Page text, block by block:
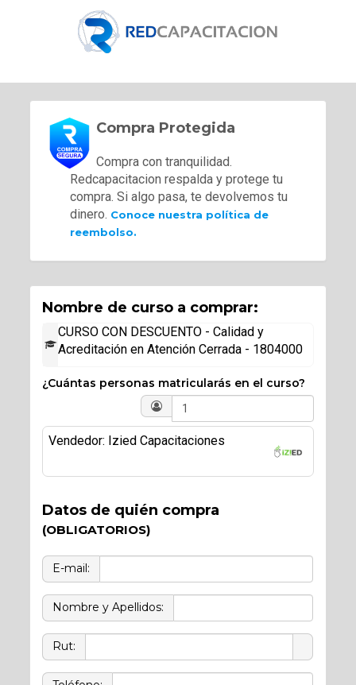
Compra Protegida
Compra con tranquilidad.
Redcapacitacion respalda y protege tu
compra. Si algo pasa, te devolvemos tu
dinero. Conoce nuestra política de
reembolso.
Nombre de curso a comprar:
CURSO CON DESCUENTO - Calidad y
Acreditación en Atención Cerrada - 1804000
¿Cuántas personas matricularás en el curso?
Vendedor: Izied Capacitaciones
Datos de quién compra
(OBLIGATORIOS)
E-mail:
Nombre y Apellidos:
Rut: